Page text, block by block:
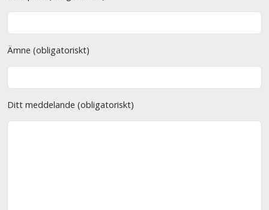
Ämne (obligatoriskt)
Ditt meddelande (obligatoriskt)